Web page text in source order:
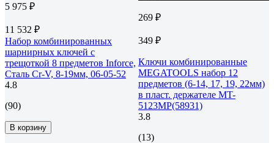
5 975 ₽
11 532 ₽
Набор комбинированных
шарнирных ключей с
трещоткой 8 предметов Inforce,
Сталь Cr-V, 8-19мм, 06-05-52
4.8
(90)
В корзину
269 ₽
349 ₽
Ключи комбинированные
MEGATOOLS набор 12
предметов (6-14, 17, 19, 22мм)
в пласт. держателе MT-
5123MP(58931)
3.8
(13)